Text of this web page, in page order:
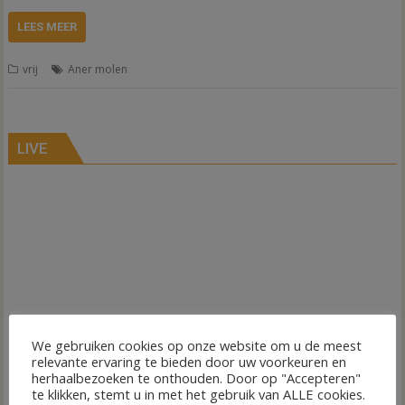
LEES MEER
vrij Aner molen
LIVE
We gebruiken cookies op onze website om u de meest
relevante ervaring te bieden door uw voorkeuren en
herhaalbezoeken te onthouden. Door op "Accepteren"
te klikken, stemt u in met het gebruik van ALLE cookies.